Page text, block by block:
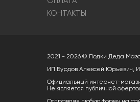
КОНТАКТЫ
2021 - 2026 © Лодки Деда
ИП Бурдов Алексей Юрьевич,
Официальный интернет-
Не является публичной